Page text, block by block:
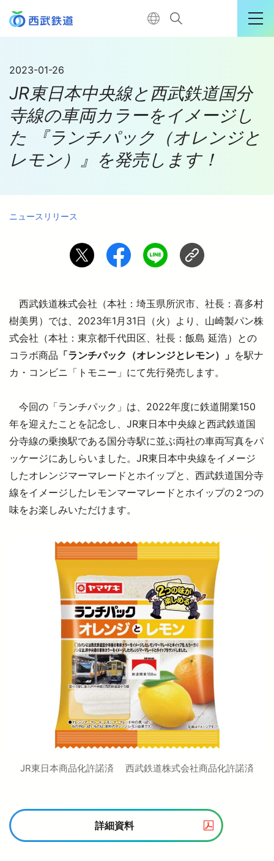
購入はこちら
TOP
より安全に・快適に
ニュースルーム
採用情報
法人の方へ
お忘れもの Lost＆Found
西武鉄道の公式アカウント一覧
個人情報保護方針
サイトマップ
サイトのご利用にあたって
2023-01-26
JR東日本中央線と西武鉄道国分
寺線の車両カラーをイメージし
た 『ランチパック（オレンジと
レモン）』を発売します！
ニュースリリース
西武鉄道株式会社（本社：埼玉県所沢市、社長：喜多村
樹美男）では、2023年1月31日（火）より、山崎製パン株
式会社（本社：東京都千代田区、社長：飯島 延浩）との
コラボ商品 「ランチパック（オレンジとレモン）」 を駅ナ
カ・コンビニ「トモニー」にて先行発売します。
今回の「ランチパック」は、2022年度に鉄道開業150
年を迎えたことを記念し、JR東日本中央線と西武鉄道国
分寺線の乗換駅である国分寺駅に並ぶ両社の車両写真をパ
ッケージにあしらいました。JR東日本中央線をイメージ
したオレンジマーマレードとホイップと、西武鉄道国分寺
線をイメージしたレモンマーマレードとホイップの２つの
味をお楽しみいただけます。
JR東日本商品化許諾済 西武鉄道株式会社商品化許諾済
詳細資料